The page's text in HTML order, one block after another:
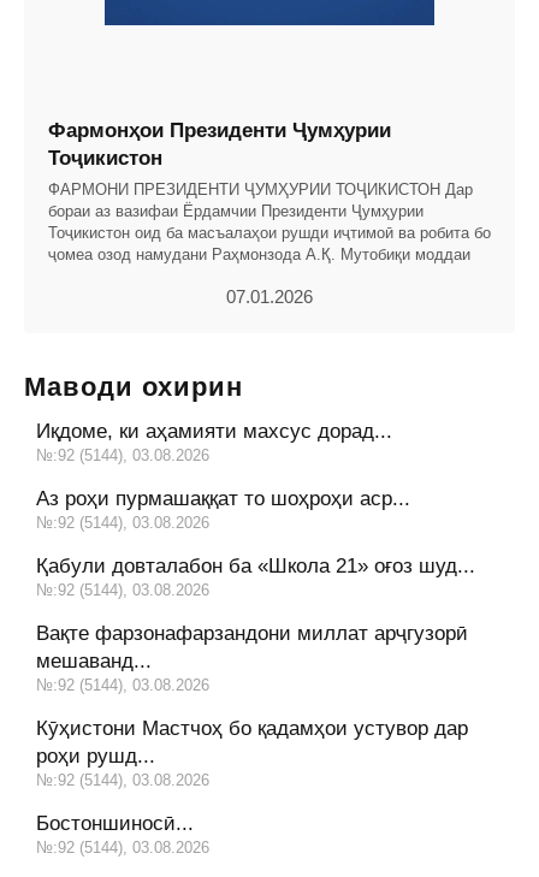
Фармонҳои Президенти Ҷумҳурии
Тоҷикистон
ФАРМОНИ ПРЕЗИДЕНТИ ҶУМҲУРИИ ТОҶИКИСТОН Дар
бораи аз вазифаи Ёрдамчии Президенти Ҷумҳурии
Тоҷикистон оид ба масъалаҳои рушди иҷтимоӣ ва робита бо
ҷомеа озод намудани Раҳмонзода А.Қ. Мутобиқи моддаи
07.01.2026
Маводи охирин
Иқдоме, ки аҳамияти махсус дорад...
№:92 (5144), 03.08.2026
Аз роҳи пурмашаққат то шоҳроҳи аср...
№:92 (5144), 03.08.2026
Қабули довталабон ба «Школа 21» оғоз шуд...
№:92 (5144), 03.08.2026
Вақте фарзонафарзандони миллат арҷгузорӣ
мешаванд...
№:92 (5144), 03.08.2026
Кӯҳистони Мастчоҳ бо қадамҳои устувор дар
роҳи рушд...
№:92 (5144), 03.08.2026
Бостоншиносӣ...
№:92 (5144), 03.08.2026